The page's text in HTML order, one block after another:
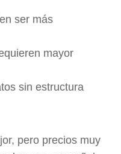
ser más
mayor
sin estructura
pero precios muy